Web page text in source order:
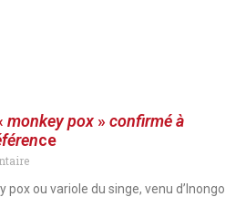
monkey pox » confirmé à
ce
ou variole du singe, venu d’Inongo